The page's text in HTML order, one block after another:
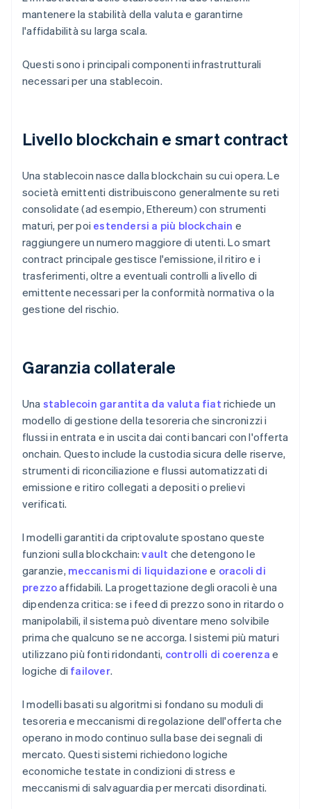
mantenere la stabilità della valuta e garantirne
l'affidabilità su larga scala.
Questi sono i principali componenti infrastrutturali
necessari per una stablecoin.
Livello blockchain e smart contract
Una stablecoin nasce dalla blockchain su cui opera. Le
società emittenti distribuiscono generalmente su reti
consolidate (ad esempio, Ethereum) con strumenti
maturi, per poi estendersi a più blockchain e
raggiungere un numero maggiore di utenti. Lo smart
contract principale gestisce l'emissione, il ritiro e i
trasferimenti, oltre a eventuali controlli a livello di
emittente necessari per la conformità normativa o la
gestione del rischio.
Garanzia collaterale
Una stablecoin garantita da valuta fiat richiede un
modello di gestione della tesoreria che sincronizzi i
flussi in entrata e in uscita dai conti bancari con l'offerta
onchain. Questo include la custodia sicura delle riserve,
strumenti di riconciliazione e flussi automatizzati di
emissione e ritiro collegati a depositi o prelievi
verificati.
I modelli garantiti da criptovalute spostano queste
funzioni sulla blockchain:vault che detengono le
garanzie, meccanismi di liquidazione e oracoli di
prezzoaffidabili. La progettazione degli oracoli è una
dipendenza critica: se i feed di prezzo sono in ritardo o
manipolabili, il sistema può diventare meno solvibile
prima che qualcuno se ne accorga. I sistemi più maturi
utilizzano più fonti ridondanti, controlli di coerenza e
logiche di failover.
I modelli basati su algoritmi si fondano su moduli di
tesoreria e meccanismi di regolazione dell'offerta che
operano in modo continuo sulla base dei segnali di
mercato. Questi sistemi richiedono logiche
economiche testate in condizioni di stress e
meccanismi di salvaguardia per mercati disordinati.